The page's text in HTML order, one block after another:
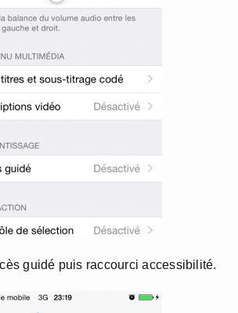
guidé puis raccourci accessibilité.